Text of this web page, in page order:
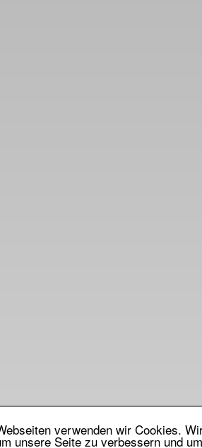
verwenden wir Cookies.
unsere Seite zu verbessern und